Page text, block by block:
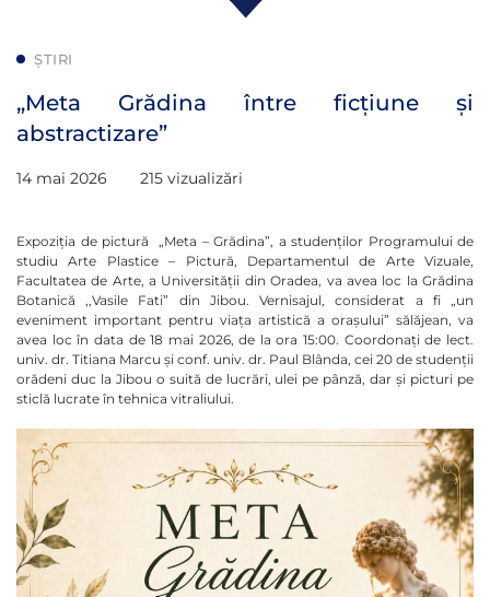
ȘTIRI
„Meta Grădina între ficțiune și
abstractizare”
14 mai 2026 215 vizualizări
Expoziția de pictură „Meta – Grădina”, a studenților Programului de
studiu Arte Plastice – Pictură, Departamentul de Arte Vizuale,
Facultatea de Arte, a Universității din Oradea, va avea loc la Grădina
Botanică ,,Vasile Fati” din Jibou. Vernisajul, considerat a fi „un
eveniment important pentru viața artistică a orașului” sălăjean, va
avea loc în data de 18 mai 2026, de la ora 15:00. Coordonați de lect.
univ. dr. Titiana Marcu și conf. univ. dr. Paul Blânda, cei 20 de studenții
orădeni duc la Jibou o suită de lucrări, ulei pe pânză, dar și picturi pe
sticlă lucrate în tehnica vitraliului.